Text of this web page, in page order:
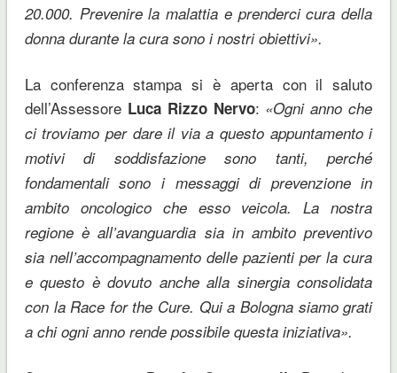
20.000. Prevenire la malattia e prenderci cura della
donna durante la cura sono i nostri obiettivi».
La conferenza stampa si è aperta con il saluto
dell’Assessore Luca Rizzo Nervo: «Ogni anno che
ci troviamo per dare il via a questo appuntamento i
motivi di soddisfazione sono tanti, perché
fondamentali sono i messaggi di prevenzione in
ambito oncologico che esso veicola. La nostra
regione è all’avanguardia sia in ambito preventivo
sia nell’accompagnamento delle pazienti per la cura
e questo è dovuto anche alla sinergia consolidata
con la Race for the Cure. Qui a Bologna siamo grati
a chi ogni anno rende possibile questa iniziativa».